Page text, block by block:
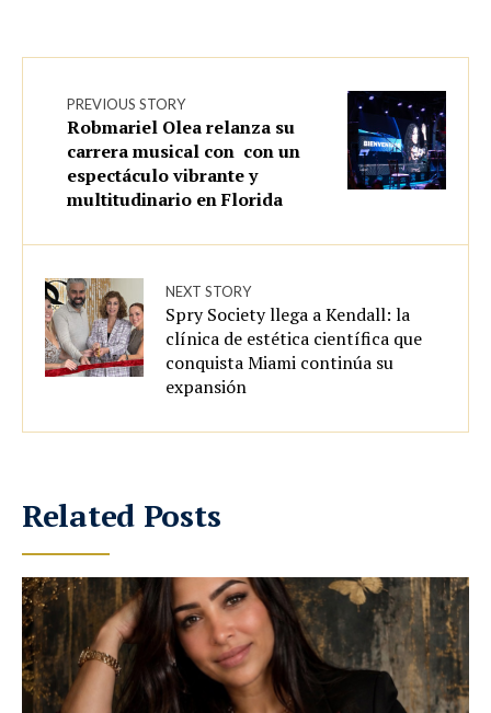
PREVIOUS STORY
Robmariel Olea relanza su
carrera musical con con un
espectáculo vibrante y
multitudinario en Florida
NEXT STORY
Spry Society llega a Kendall: la
clínica de estética científica que
conquista Miami continúa su
expansión
Related Posts